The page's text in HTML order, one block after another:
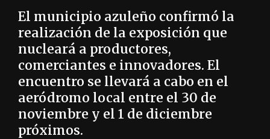
El municipio azuleño confirmó la
realización de la exposición que
nucleará a productores,
comerciantes e innovadores. El
encuentro se llevará a cabo en el
aeródromo local entre el 30 de
noviembre y el 1 de diciembre
próximos.